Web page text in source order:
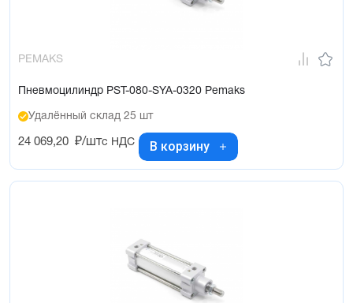
PEMAKS
Пневмоцилиндр PST-080-SYA-0320 Pemaks
Удалённый склад 25 шт
24 069,20 ₽/штс НДС В корзину